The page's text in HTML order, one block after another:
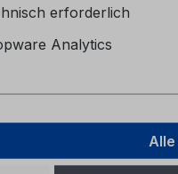
erforderlich
Analytics